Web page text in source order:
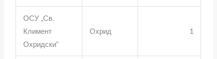
ОСУ „Св.
Климент
Охридски“
Охрид 1